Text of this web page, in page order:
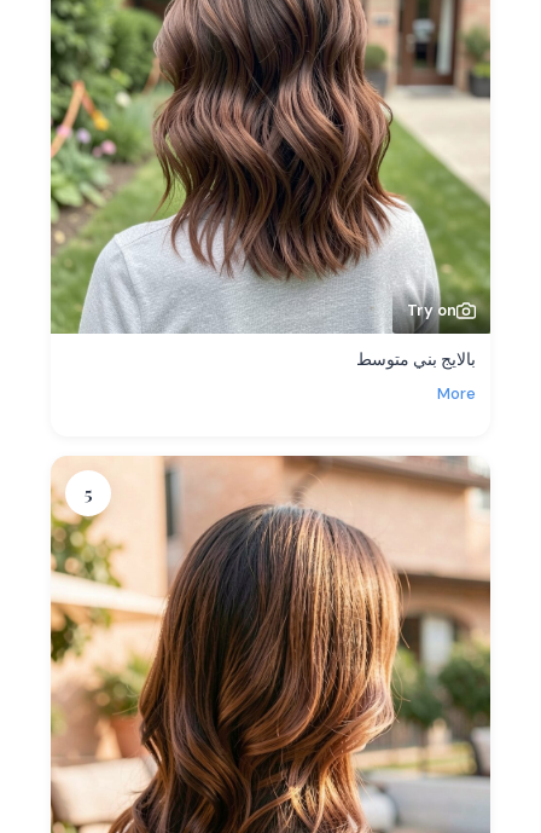
Try on
بالايج بني متوسط
More
5